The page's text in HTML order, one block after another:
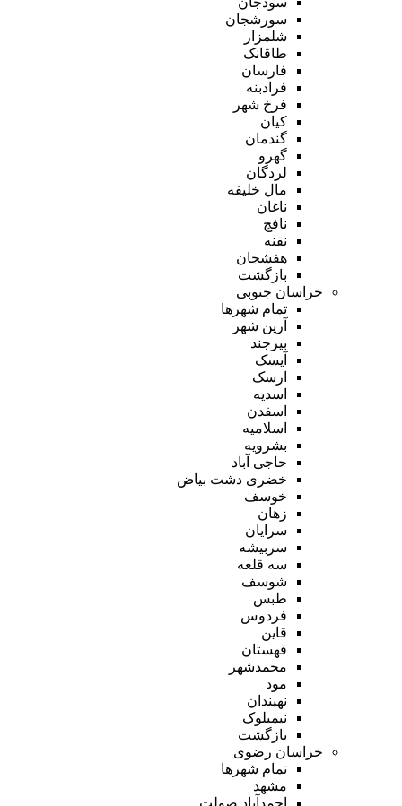
سورشجان
شلمزار
طاقانک
فارسان
فرادبنه
فرخ شهر
کیان
گندمان
گهرو
لردگان
مال خلیفه
ناغان
نافچ
نقنه
هفشجان
بازگشت
خراسان جنوبی
تمام شهر‌ها
آرین شهر
بیرجند
آیسک
ارسک
اسدیه
اسفدن
اسلامیه
بشرویه
حاجی آباد
خضری دشت بیاض
خوسف
زهان
سرایان
سربیشه
سه قلعه
شوسف
طبس
فردوس
قاین
قهستان
محمدشهر
مود
نهبندان
نیمبلوک
بازگشت
خراسان رضوی
تمام شهر‌ها
مشهد
احمدآباد صولت